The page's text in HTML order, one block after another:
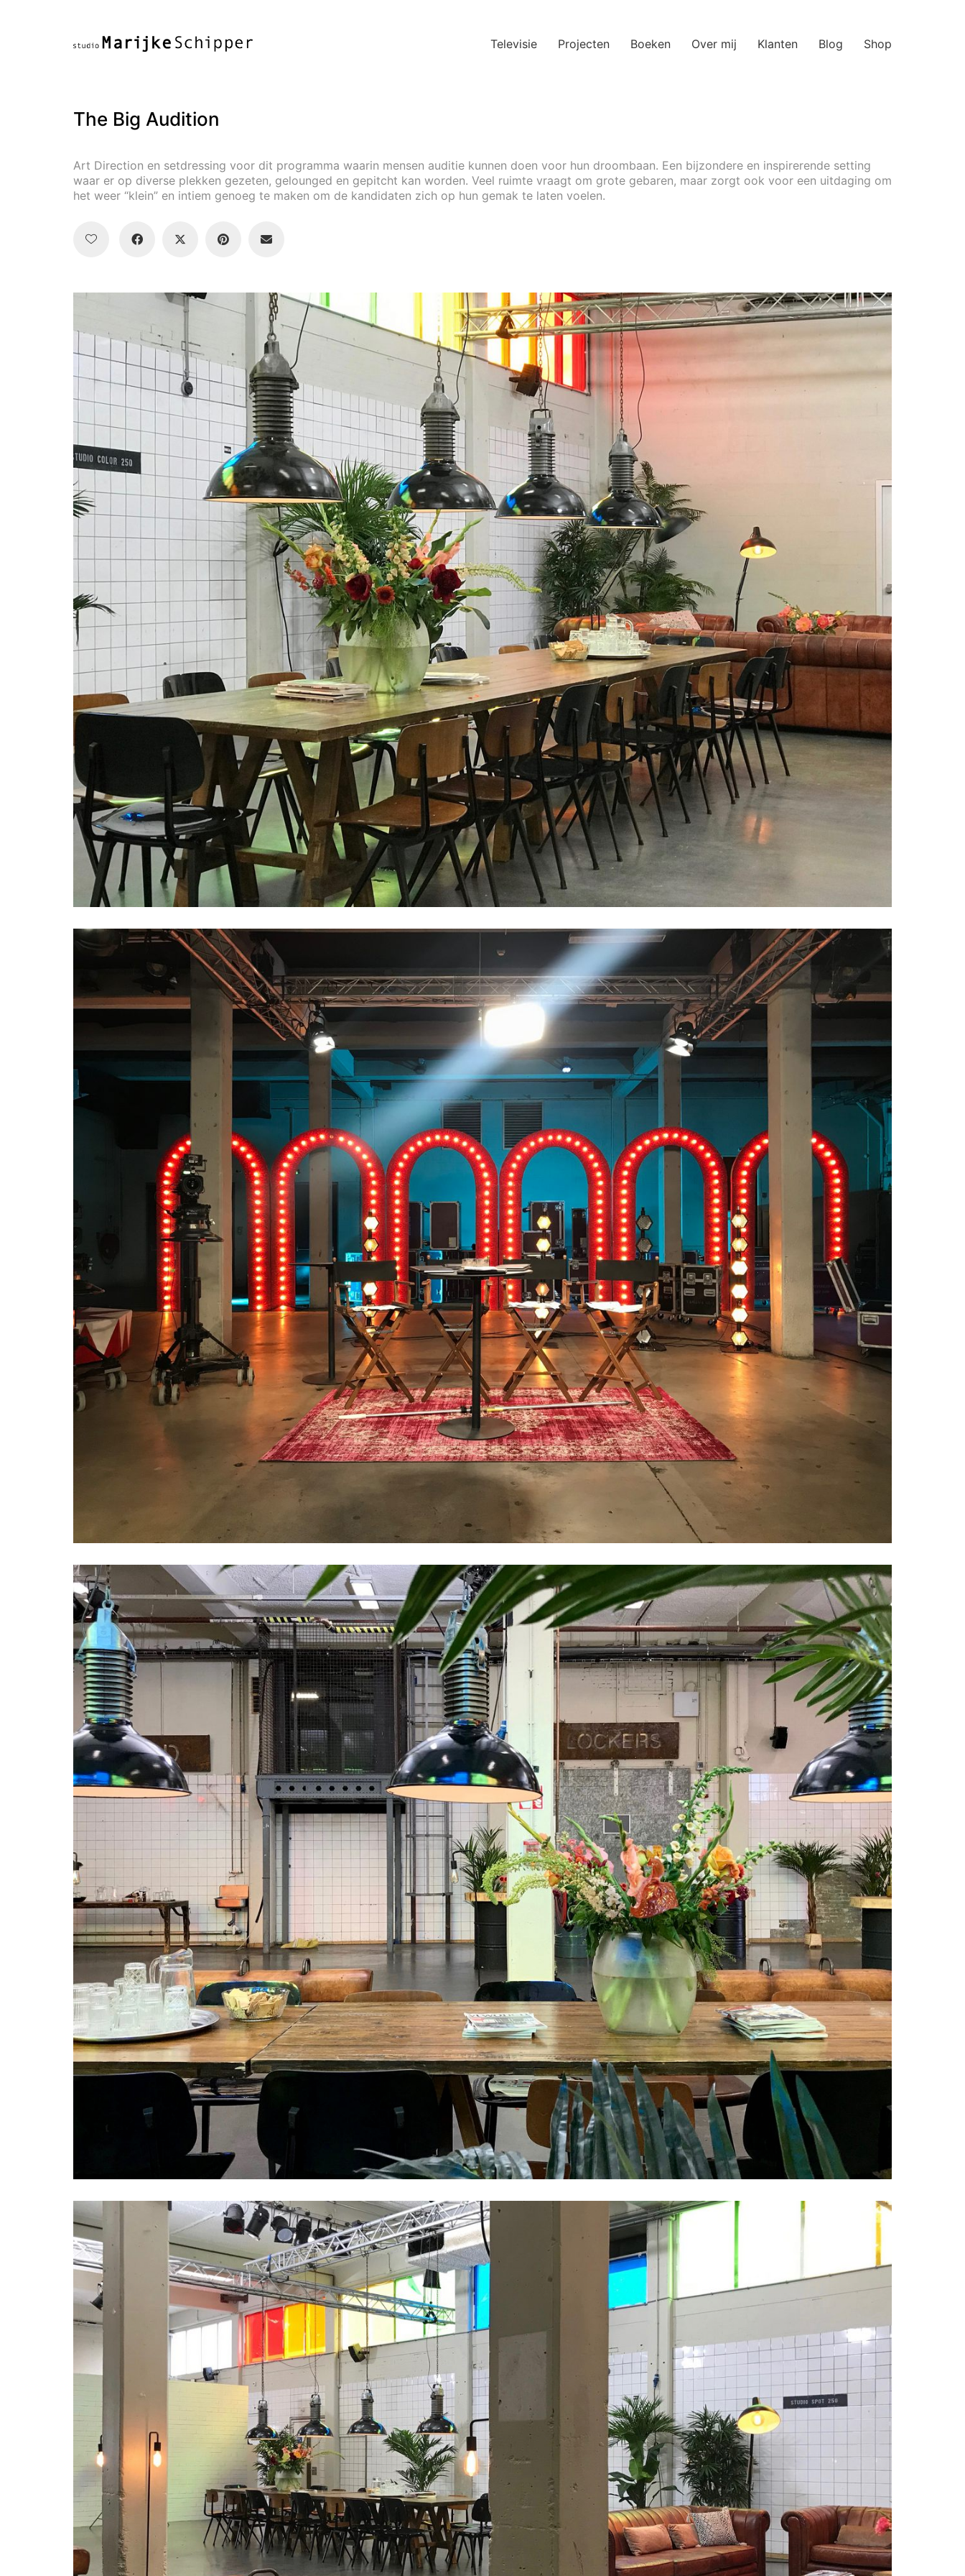
Televisie Projecten Boeken Over mij Klanten Blog Shop
The Big Audition
Art Direction en setdressing voor dit programma waarin mensen auditie kunnen doen voor hun droombaan. Een bijzondere en inspirerende setting
waar er op diverse plekken gezeten, gelounged en gepitcht kan worden. Veel ruimte vraagt om grote gebaren, maar zorgt ook voor een uitdaging om
het weer “klein” en intiem genoeg te maken om de kandidaten zich op hun gemak te laten voelen.